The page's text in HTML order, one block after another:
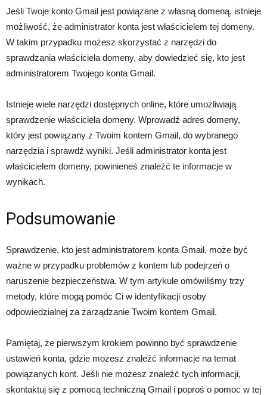
Jeśli Twoje konto Gmail jest powiązane z własną domeną, istnieje
możliwość, że administrator konta jest właścicielem tej domeny.
W takim przypadku możesz skorzystać z narzędzi do
sprawdzania właściciela domeny, aby dowiedzieć się, kto jest
administratorem Twojego konta Gmail.
Istnieje wiele narzędzi dostępnych online, które umożliwiają
sprawdzenie właściciela domeny. Wprowadź adres domeny,
który jest powiązany z Twoim kontem Gmail, do wybranego
narzędzia i sprawdź wyniki. Jeśli administrator konta jest
właścicielem domeny, powinieneś znaleźć te informacje w
wynikach.
Podsumowanie
Sprawdzenie, kto jest administratorem konta Gmail, może być
ważne w przypadku problemów z kontem lub podejrzeń o
naruszenie bezpieczeństwa. W tym artykule omówiliśmy trzy
metody, które mogą pomóc Ci w identyfikacji osoby
odpowiedzialnej za zarządzanie Twoim kontem Gmail.
Pamiętaj, że pierwszym krokiem powinno być sprawdzenie
ustawień konta, gdzie możesz znaleźć informacje na temat
powiązanych kont. Jeśli nie możesz znaleźć tych informacji,
skontaktuj się z pomocą techniczną Gmail i poproś o pomoc w tej